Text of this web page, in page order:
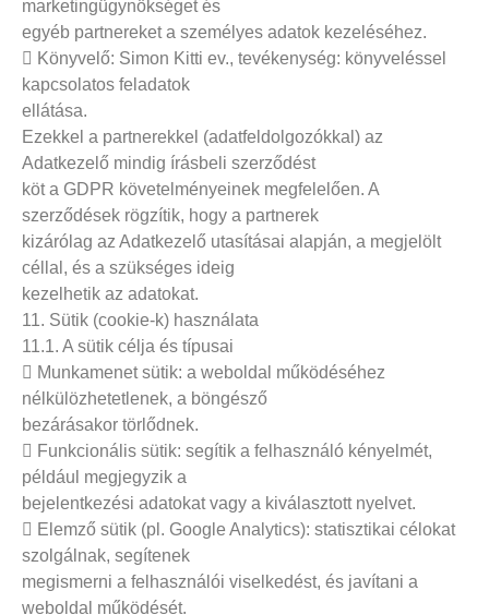
marketingügynökséget és
egyéb partnereket a személyes adatok kezeléséhez.
 Könyvelő: Simon Kitti ev., tevékenység: könyveléssel
kapcsolatos feladatok
ellátása.
Ezekkel a partnerekkel (adatfeldolgozókkal) az
Adatkezelő mindig írásbeli szerződést
köt a GDPR követelményeinek megfelelően. A
szerződések rögzítik, hogy a partnerek
kizárólag az Adatkezelő utasításai alapján, a megjelölt
céllal, és a szükséges ideig
kezelhetik az adatokat.
11. Sütik (cookie-k) használata
11.1. A sütik célja és típusai
 Munkamenet sütik: a weboldal működéséhez
nélkülözhetetlenek, a böngésző
bezárásakor törlődnek.
 Funkcionális sütik: segítik a felhasználó kényelmét,
például megjegyzik a
bejelentkezési adatokat vagy a kiválasztott nyelvet.
 Elemző sütik (pl. Google Analytics): statisztikai célokat
szolgálnak, segítenek
megismerni a felhasználói viselkedést, és javítani a
weboldal működését.